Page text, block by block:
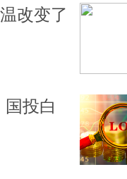
改变了
投白